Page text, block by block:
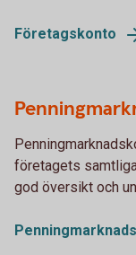
Företagskonto
företagets
god översikt och